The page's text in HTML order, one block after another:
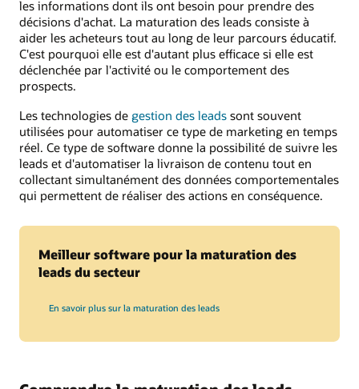
les informations dont ils ont besoin pour prendre des
décisions d'achat. La maturation des leads consiste à
aider les acheteurs tout au long de leur parcours éducatif.
C'est pourquoi elle est d'autant plus efficace si elle est
déclenchée par l'activité ou le comportement des
prospects.
Les technologies de gestion des leads sont souvent
utilisées pour automatiser ce type de marketing en temps
réel. Ce type de software donne la possibilité de suivre les
leads et d'automatiser la livraison de contenu tout en
collectant simultanément des données comportementales
qui permettent de réaliser des actions en conséquence.
Meilleur software pour la maturation des
leads du secteur
En savoir plus sur la maturation des leads